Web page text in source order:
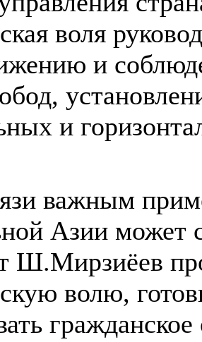
воля
и
и
важным
Азии может
Ш.Мирзиёев
волю,